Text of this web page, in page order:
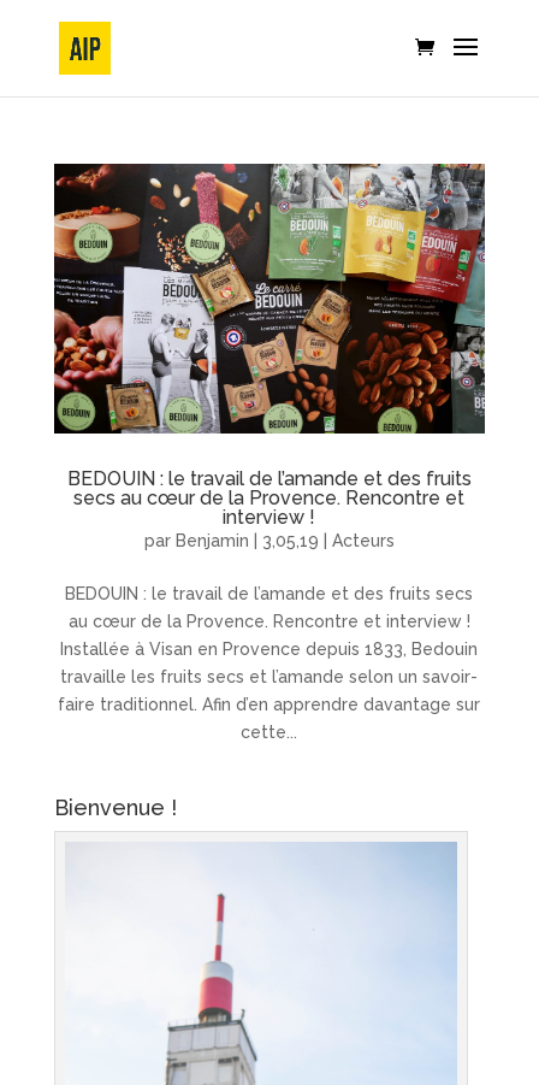
BEDOUIN : le travail de l’amande et des fruits
secs au cœur de la Provence. Rencontre et
interview !
par Benjamin 3,05,19 Acteurs
BEDOUIN : le travail de l’amande et des fruits secs
au cœur de la Provence. Rencontre et interview !
Installée à Visan en Provence depuis 1833, Bedouin
travaille les fruits secs et l’amande selon un savoir-
faire traditionnel. Afin d’en apprendre davantage sur
cette...
Bienvenue !